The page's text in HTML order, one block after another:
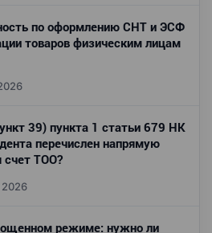
по оформлению СНТ и ЭСФ
товаров физическим лицам
39) пункта 1 статьи 679 НК
перечислен напрямую
счет ТОО?
режиме: нужно ли